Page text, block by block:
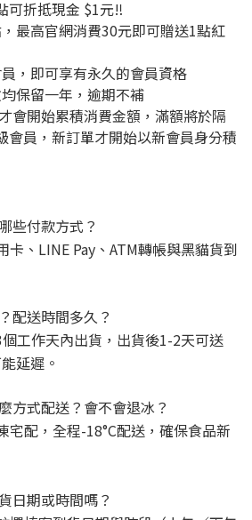
可折抵現金 $1元‼️
最高官網消費30元即可贈送1點紅
，即可享有永久的會員資格
保留一年，逾期不補
會開始累積消費金額，滿額將於隔
會員，新訂單才開始以新會員身分積
些付款方式？
卡、LINE Pay、ATM轉帳與黑貓貨到
配送時間多久？
工作天內出貨，出貨後1-2天可送
延遲。
方式配送？會不會退冰？
宅配，全程-18°C配送，確保食品新
日期或時間嗎？